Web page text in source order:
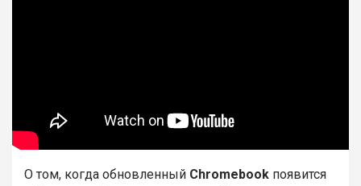
О том, когда обновленный Chromebook появится